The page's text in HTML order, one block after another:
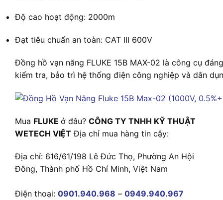
Độ cao hoạt động: 2000m
Đạt tiêu chuẩn an toàn: CAT III 600V
Đồng hồ vạn năng FLUKE 15B MAX-02 là công cụ
kiểm tra, bảo trì hệ thống điện công nghiệp và dân
Mua FLUKE ở đâu? CÔNG TY TNHH KỸ THUẬT
WETECH VIỆT Địa chỉ mua hàng tin cậy:
Địa chỉ: 616/61/198 Lê Đức Thọ, Phường An Hội
Đông, Thành phố Hồ Chí Minh, Việt Nam
Điện thoại: 0901.940.968 – 0949.940.967